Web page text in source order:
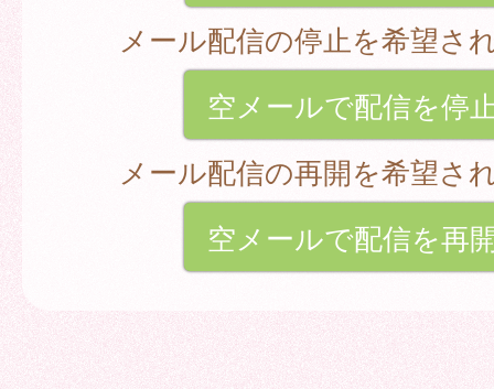
メール配信の停止を希望さ
空メールで配信を停
メール配信の再開を希望さ
空メールで配信を再